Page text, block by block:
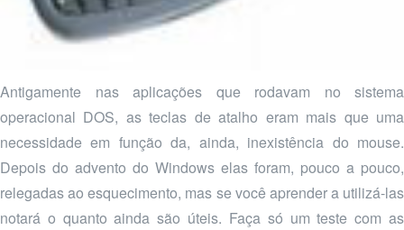
Antigamente nas aplicações que rodavam no sistema
operacional DOS, as teclas de atalho eram mais que uma
necessidade em função da, ainda, inexistência do mouse.
Depois do advento do Windows elas foram, pouco a pouco,
relegadas ao esquecimento, mas se você aprender a utilizá-las
notará o quanto ainda são úteis. Faça só um teste com as